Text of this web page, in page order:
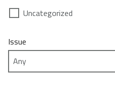
Uncategorized
Issue